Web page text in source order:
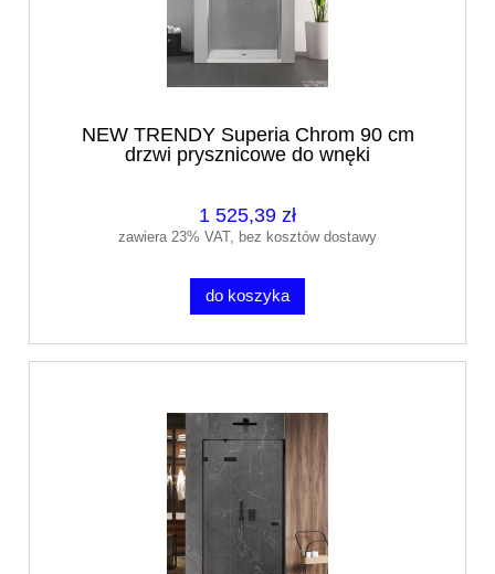
NEW TRENDY Superia Chrom 90 cm
drzwi prysznicowe do wnęki
1 525,39 zł
zawiera 23% VAT, bez kosztów dostawy
do koszyka